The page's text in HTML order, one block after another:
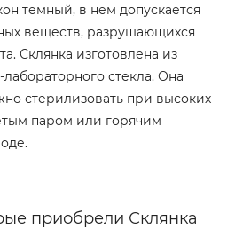
темный, в нем допускается
веществ, разрушающихся
Склянка изготовлена из
стекла. Она
стерилизовать при высоких
паром или горячим
приобрели Склянка